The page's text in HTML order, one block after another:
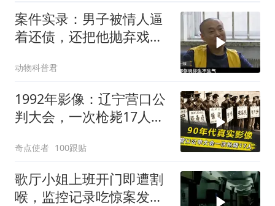
案件实录：男子被情人逼
着还债，还把他抛弃戏
动物科普君
1992年影像：辽宁营口公
判大会，一次枪毙17人，
奇点使者 100跟贴
歌厅小姐上班开门即遭割
喉，监控记录吃惊案发全